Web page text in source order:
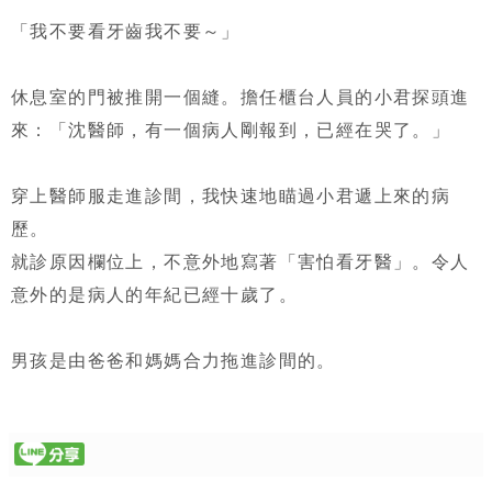
「我不要看牙齒我不要～」
休息室的門被推開一個縫。擔任櫃台人員的小君探頭進
來：「沈醫師，有一個病人剛報到，已經在哭了。」
穿上醫師服走進診間，我快速地瞄過小君遞上來的病
歷。
就診原因欄位上，不意外地寫著「害怕看牙醫」。令人
意外的是病人的年紀已經十歲了。
男孩是由爸爸和媽媽合力拖進診間的。